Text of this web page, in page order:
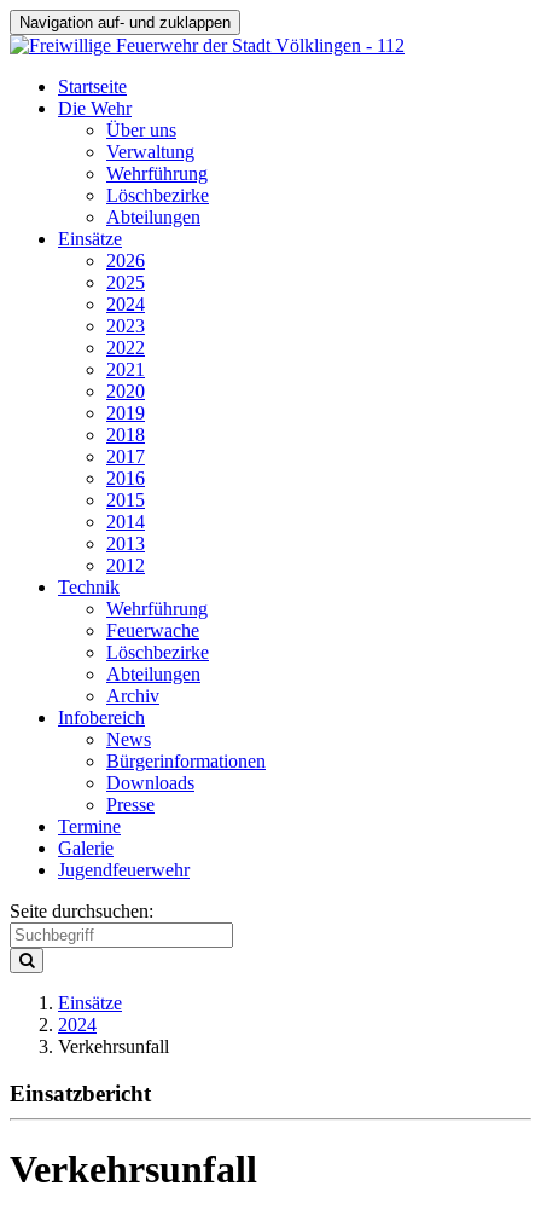
Navigation auf- und zuklappen
Startseite
Die Wehr
Über uns
Verwaltung
Wehrführung
Löschbezirke
Abteilungen
Einsätze
2026
2025
2024
2023
2022
2021
2020
2019
2018
2017
2016
2015
2014
2013
2012
Technik
Wehrführung
Feuerwache
Löschbezirke
Abteilungen
Archiv
Infobereich
News
Bürgerinformationen
Downloads
Presse
Termine
Galerie
Jugendfeuerwehr
Seite durchsuchen:
Einsätze
2024
Verkehrsunfall
Einsatzbericht
Verkehrsunfall